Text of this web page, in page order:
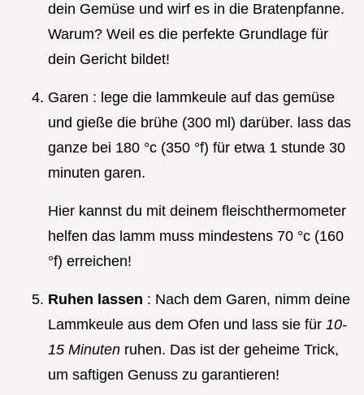
dein Gemüse und wirf es in die Bratenpfanne.
Warum? Weil es die perfekte Grundlage für
dein Gericht bildet!
Garen : lege die lammkeule auf das gemüse
und gieße die brühe (300 ml) darüber. lass das
ganze bei 180 °c (350 °f) für etwa 1 stunde 30
minuten garen.
Hier kannst du mit deinem fleischthermometer
helfen das lamm muss mindestens 70 °c (160
°f) erreichen!
Ruhen lassen : Nach dem Garen, nimm deine
Lammkeule aus dem Ofen und lass sie für 10-
15 Minuten ruhen. Das ist der geheime Trick,
um saftigen Genuss zu garantieren!